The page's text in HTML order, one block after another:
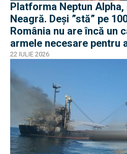
Platforma Neptun
Neagră. Deși ”stă” pe
România nu are încă un
armele necesare pentru
infrastructura
22 IULIE 2026